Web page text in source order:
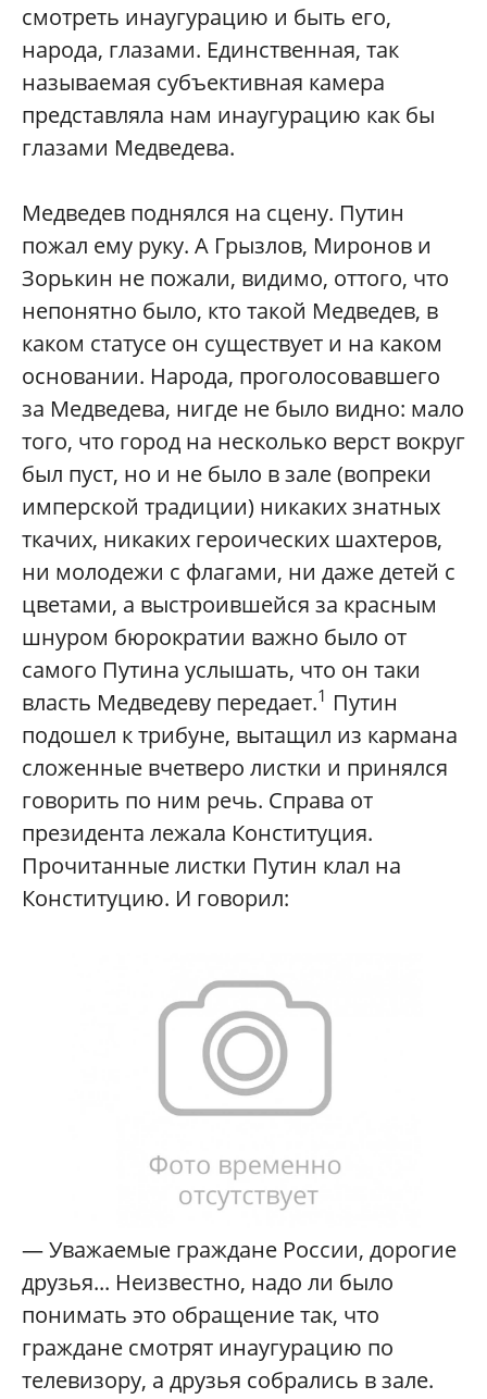
смотреть инаугурацию и быть его,
народа, глазами. Единственная, так
называемая субъективная камера
представляла нам инаугурацию как бы
глазами Медведева.
Медведев поднялся на сцену. Путин
пожал ему руку. А Грызлов, Миронов и
Зорькин не пожали, видимо, оттого, что
непонятно было, кто такой Медведев, в
каком статусе он существует и на каком
основании. Народа, проголосовавшего
за Медведева, нигде не было видно: мало
того, что город на несколько верст вокруг
был пуст, но и не было в зале (вопреки
имперской традиции) никаких знатных
ткачих, никаких героических шахтеров,
ни молодежи с флагами, ни даже детей с
цветами, а выстроившейся за красным
шнуром бюрократии важно было от
самого Путина услышать, что он таки
власть Медведеву передает.1 Путин
подошел к трибуне, вытащил из кармана
сложенные вчетверо листки и принялся
говорить по ним речь. Справа от
президента лежала Конституция.
Прочитанные листки Путин клал на
Конституцию. И говорил:
— Уважаемые граждане России, дорогие
друзья... Неизвестно, надо ли было
понимать это обращение так, что
граждане смотрят инаугурацию по
телевизору, а друзья собрались в зале.